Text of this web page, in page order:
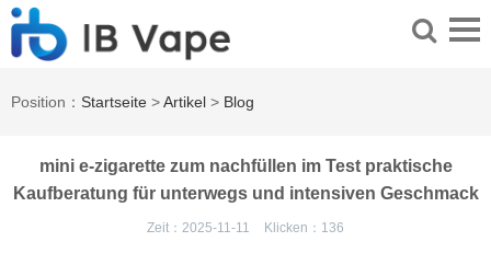
Position： Startseite >Artikel > Blog
mini e-zigarette zum nachfüllen im Test praktische
Kaufberatung für unterwegs und intensiven Geschmack
Zeit：2025-11-11 Klicken： 136